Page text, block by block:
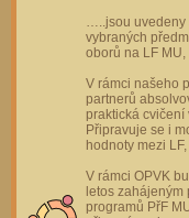
…..jsou
vybraných
oborů na LF MU,
V rámci našeho
partnerů
praktická cvičení
Připravuje se i
hodnoty mezi LF,
V rámci OPVK
letos zahájeným
programů PřF